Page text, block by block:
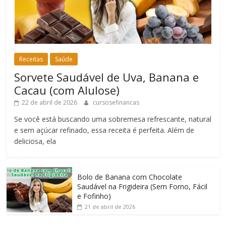
Receitas Saúde
Sorvete Saudável de Uva, Banana e
Cacau (com Alulose)
22 de abril de 2026 cursosefinancas
Se você está buscando uma sobremesa refrescante, natural
e sem açúcar refinado, essa receita é perfeita. Além de
deliciosa, ela
Bolo de Banana com Chocolate
Saudável na Frigideira (Sem Forno, Fácil
e Fofinho)
21 de abril de 2026